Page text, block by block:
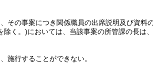
その事案につき関係職員の出席説明及び資料
除く。)においては、当該事案の所管課の長は
施行することができない。